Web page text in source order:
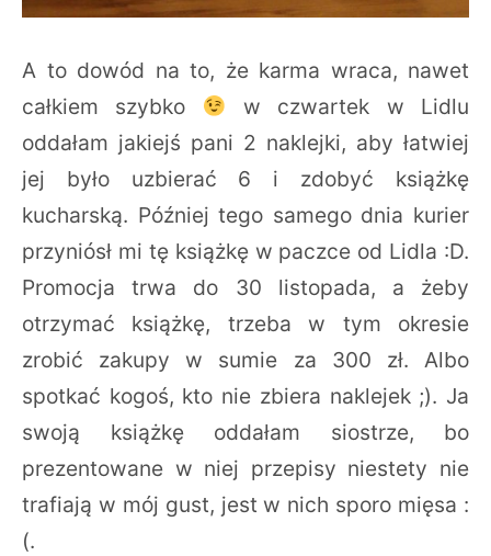
A to dowód na to, że karma wraca, nawet
całkiem szybko
w czwartek w Lidlu
oddałam jakiejś pani 2 naklejki, aby łatwiej
jej było uzbierać 6 i zdobyć książkę
kucharską. Później tego samego dnia kurier
przyniósł mi tę książkę w paczce od Lidla :D.
Promocja trwa do 30 listopada, a żeby
otrzymać książkę, trzeba w tym okresie
zrobić zakupy w sumie za 300 zł. Albo
spotkać kogoś, kto nie zbiera naklejek ;). Ja
swoją książkę oddałam siostrze, bo
prezentowane w niej przepisy niestety nie
trafiają w mój gust, jest w nich sporo mięsa :
(.